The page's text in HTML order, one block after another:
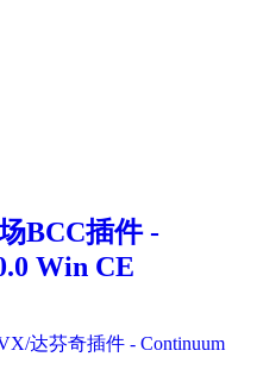
BCC插件 -
Win CE